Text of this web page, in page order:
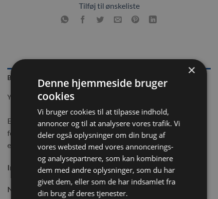
Tilføj til ønskeliste
BESKRIVELSE
YDERLIGERE INFORMATION
Et kanin liv med den sunde dildplante i sin mest originale
form. Dild er særligt aromatisk og en naturlig forandring for
enhver kanin, som ellers kun findes i naturen.
Indhold: 80g
Næringsindhold:
×
Denne hjemmeside bruger
cookies
Vi bruger cookies til at tilpasse indhold,
annoncer og til at analysere vores trafik. Vi
deler også oplysninger om din brug af
vores websted med vores annoncerings-
og analysepartnere, som kan kombinere
dem med andre oplysninger, som du har
givet dem, eller som de har indsamlet fra
din brug af deres tjenester.